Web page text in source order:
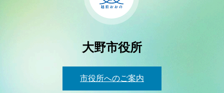
大野市役所
市役所へのご案内